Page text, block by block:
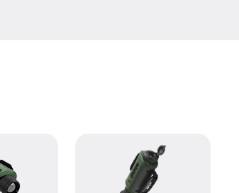
Заказать
Заказать